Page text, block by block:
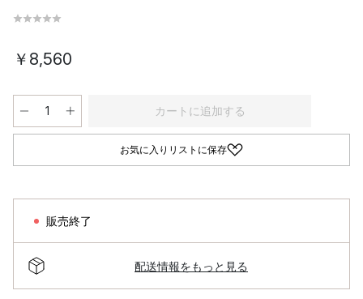
￥8,560
カートに追加する
お気に入りリストに保存
販売終了
配送情報をもっと見る